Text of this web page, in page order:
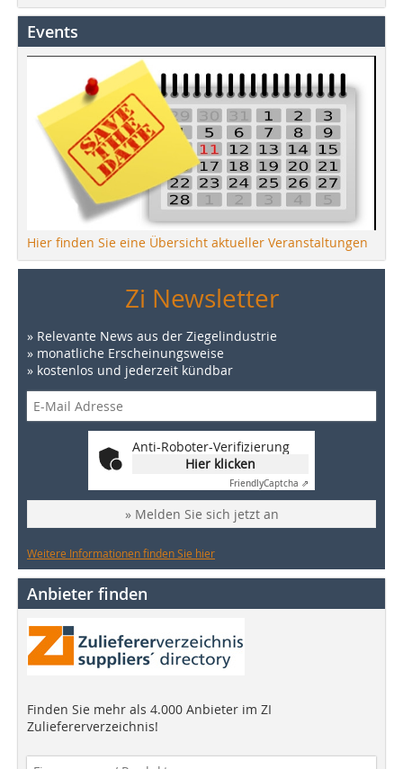
Events
Hier finden Sie eine Übersicht aktueller Veranstaltungen
Zi Newsletter
» Relevante News aus der Ziegelindustrie
» monatliche Erscheinungsweise
» kostenlos und jederzeit kündbar
Anti-Roboter-Verifizierung
Hier klicken
FriendlyCaptcha ⇗
» Melden Sie sich jetzt an
Weitere Informationen finden Sie hier
Anbieter finden
Finden Sie mehr als 4.000 Anbieter im ZI
Zuliefererverzeichnis!